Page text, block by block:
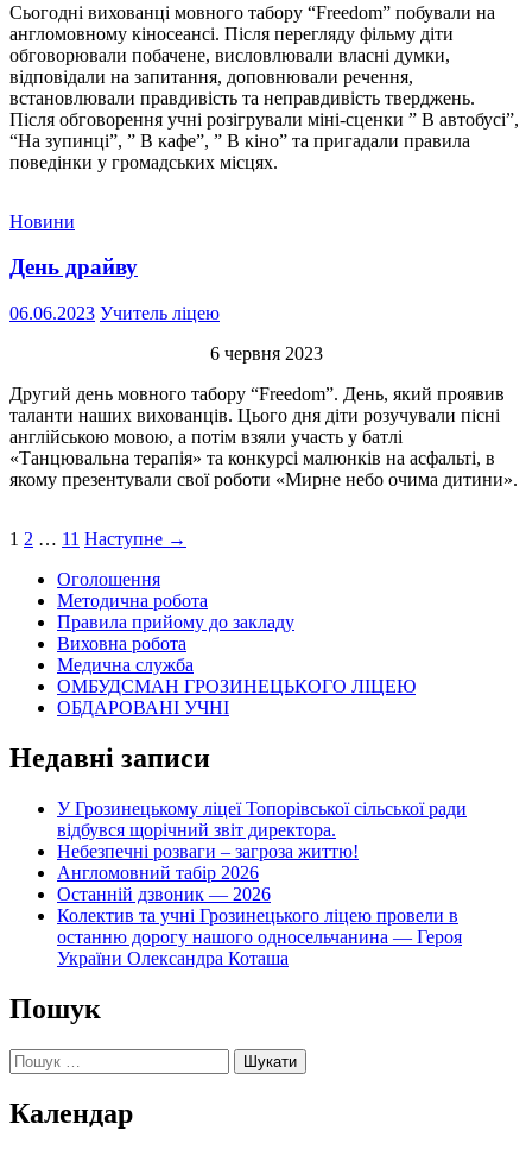
Сьогодні вихованці мовного табору “Freedom” побували на
англомовному кіносеансі. Після перегляду фільму діти
обговорювали побачене, висловлювали власні думки,
відповідали на запитання, доповнювали речення,
встановлювали правдивість та неправдивість тверджень.
Після обговорення учні розігрували міні-сценки ” В автобусі”,
“На зупинці”, ” В кафе”, ” В кіно” та пригадали правила
поведінки у громадських місцях.
Новини
День драйву
06.06.2023 Учитель ліцею
6 червня 2023
Другий день мовного табору “Freedom”. День, який проявив
таланти наших вихованців. Цього дня діти розучували пісні
англійською мовою, а потім взяли участь у батлі
«Танцювальна терапія» та конкурсі малюнків на асфальті, в
якому презентували свої роботи «Мирне небо очима дитини».
Навігація
записам
1 2 … 11 Наступне →
Оголошення
Методична робота
Правила прийому до закладу
Виховна робота
Медична служба
ОМБУДСМАН ГРОЗИНЕЦЬКОГО ЛІЦЕЮ
ОБДАРОВАНІ УЧНІ
Недавні записи
У Грозинецькому ліцеї Топорівської сільської ради
відбувся щорічний звіт директора.
Небезпечні розваги – загроза життю!
Англомовний табір 2026
Останній дзвоник — 2026
Колектив та учні Грозинецького ліцею провели в
останню дорогу нашого односельчанина — Героя
України Олександра Коташа
Пошук
Пошук:
Календар